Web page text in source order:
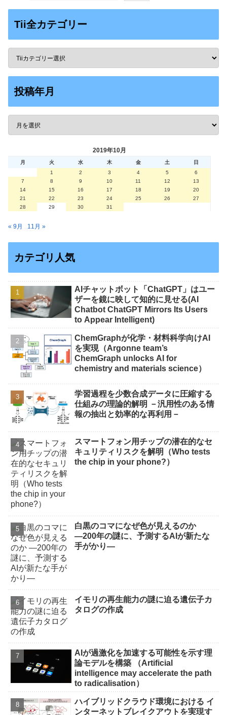
Tii全カテゴリー
投稿年月
2019年10月
月 火 水 木 金 土
日
1
2 3 4 5
6
7
8 9 10 11 12
13
14
15 16 17 18 19
20
21
22 23 24 25 26
27
28
29 30 31
« 9月 11月 »
カテゴリ人気
AIチャットボット「ChatGPT」はユー
ザーを鏡に映して知的に見せる(AI
Chatbot ChatGPT Mirrors Its Users
to Appear Intelligent)
ChemGraphが化学・材料科学向けAI
を実現（Argonne team’s
ChemGraph unlocks AI for
chemistry and materials science）
学習過程を少数合成データに圧縮する
仕組みの理論的解明 －汎用性のある情
報の抽出と効率的な再利用－
スマートフォン用チップの潜在的なセ
キュリティリスクを解明（Who tests
the chip in your phone?）
白黒のコマになぜ色が見えるのか
―200年の謎に、予測するAIが新たな
手がかり―
イモリの再生能力の謎に迫る遺伝子カ
タログの作成
AIが過激化を加速する可能性を示す理
論モデルを構築 （Artificial
intelligence may accelerate the path
to radicalisation）
ハイブリッドクラウド環境における イ
ンターネットブレイクアウトを実現す